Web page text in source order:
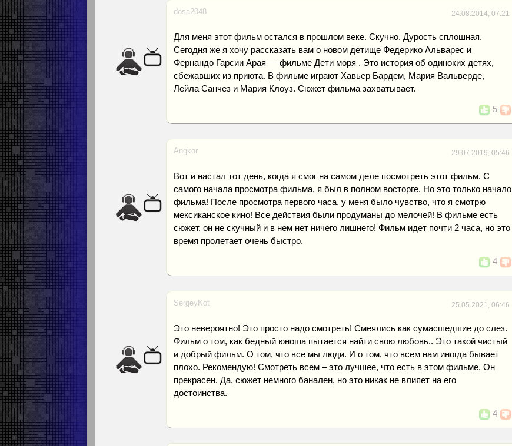
dosa2048 24.08.2014, 07:21
Для меня этот фильм остался в прошлом веке. Скучно. Дурость сплошная.
Сегодня же я хочу рассказать вам о новом детище Федерико Альварес и
Фернандо Гарсии Арая — фильме Дети моря . Это история об одиноких детях,
сбежавших из приюта. В фильме играют Хавьер Бардем, Мария Вальверде,
Лейла Санчез и Мария Клоуз. Сюжет фильма захватывает.
5
Angkor 29.07.2019, 05:46
Вот и настал тот день, когда я смог на самом деле посмотреть этот фильм. С
самого начала просмотра фильма, я был в полном восторге. Но это только начало
фильма! После просмотра первого часа, у меня было чувство, что я смотрю
мексиканское кино! Все действия были продуманы до мелочей! В фильме есть
сюжет, он не скучный и в нем нет ничего лишнего! Фильм идет почти 2 часа, но это
время пролетает очень быстро.
4
SergeyKot 25.05.2021, 06:46
Это невероятно! Это просто надо смотреть! Смеялись как сумасшедшие до слез.
Фильм о том, как бедный юноша пытается найти свою любовь.. Это такой чистый
и добрый фильм. О том, что все мы люди. И о том, что всем нам иногда бывает
плохо. Рекомендую! Смотреть всем – это лучшее, что есть в этом фильме. Он
прекрасен. Да, сюжет немного банален, но это никак не влияет на его
достоинства.
4